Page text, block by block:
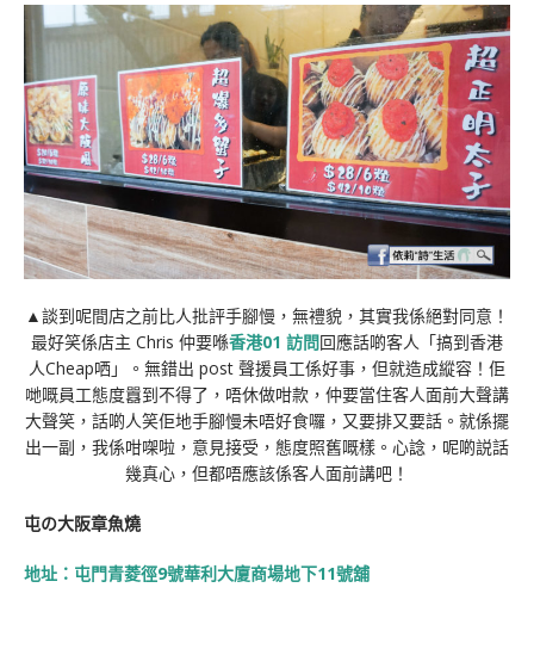
▲談到呢間店之前比人批評手腳慢，無禮貌，其實我係絕對同意！
最好笑係店主 Chris 仲要喺香港01 訪問回應話啲客人「搞到香港
人Cheap哂」。無錯出 post 聲援員工係好事，但就造成縱容！佢
哋嘅員工態度囂到不得了，唔休做咁款，仲要當住客人面前大聲講
大聲笑，話啲人笑佢地手腳慢未唔好食囉，又要排又要話。就係擺
出一副，我係咁㗎啦，意見接受，態度照舊嘅樣。心諗，呢啲説話
幾真心，但都唔應該係客人面前講吧！
屯の大阪章魚燒
地址：屯門青菱徑9號華利大廈商場地下11號舖